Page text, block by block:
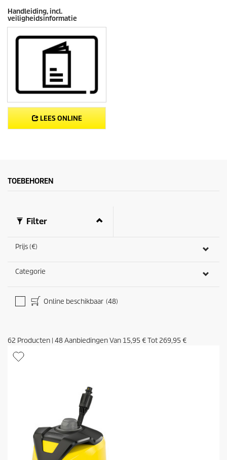
Handleiding, incl.
veiligheidsinformatie
LEES ONLINE
TOEBEHOREN
Filter
Prijs (€)
Categorie
Online beschikbaar (48)
62 Producten | 48Aanbiedingen Van 15,95 €Tot 269,95 €